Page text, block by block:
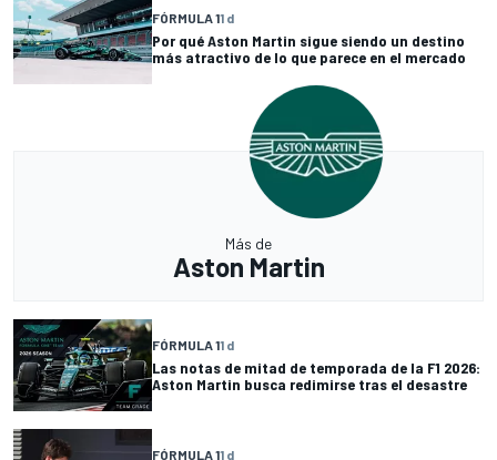
FÓRMULA 11 d
Por qué Aston Martin sigue siendo un destino
más atractivo de lo que parece en el mercado
Más de
Aston Martin
FÓRMULA 11 d
Las notas de mitad de temporada de la F1 2026:
Aston Martin busca redimirse tras el desastre
FÓRMULA 11 d